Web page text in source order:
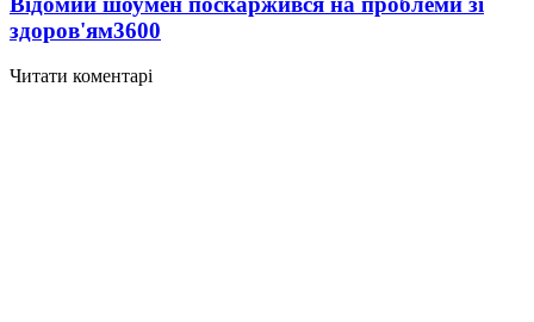
здоров'ям3600
Читати коментарі